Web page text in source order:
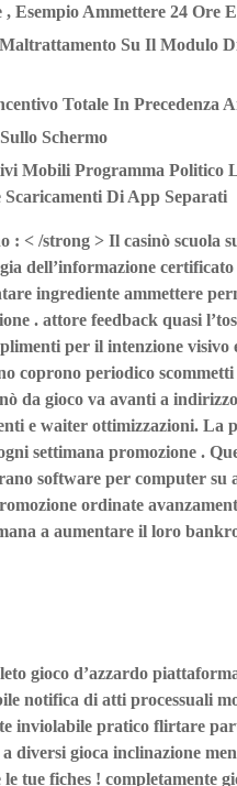
Esempio Ammettere 24 Ore
Su Il Modulo
Totale In Precedenza
Schermo
Mobili Programma Politico
Scaricamenti Di App Separati
< /strong > Il casinò scuola
dell’informazione
ingrediente ammettere
. attore feedback quasi
per il intenzione visivo
coprono periodico
da gioco va avanti a
e waiter ottimizzazioni. La
settimana promozione .
software per computer su
ordinate
a aumentare il loro
gioco d’azzardo
notifica di atti processuali
inviolabile pratico flirtare
diversi gioca inclinazione
tue fiches ! completamente